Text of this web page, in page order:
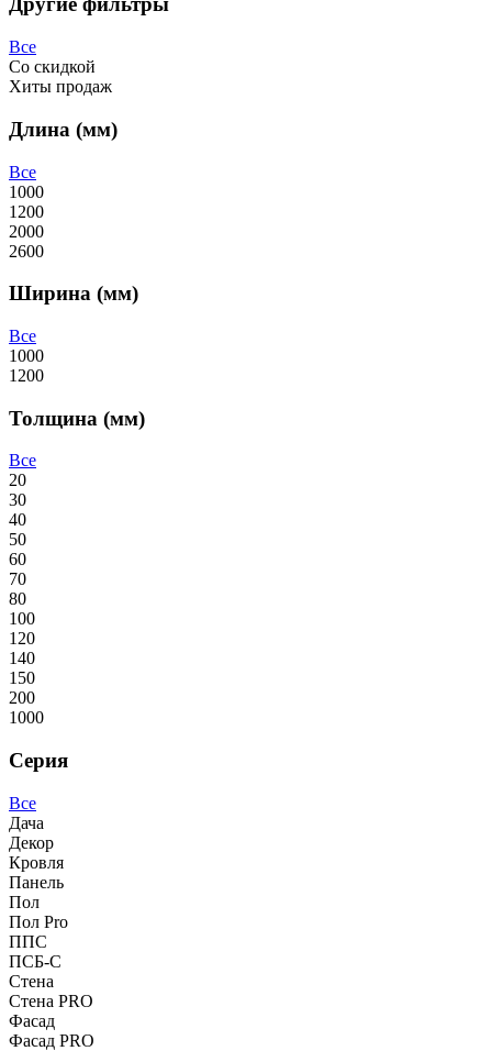
Все
Со скидкой
Хиты продаж
Длина (мм)
Все
1000
1200
2000
2600
Ширина (мм)
Все
1000
1200
Толщина (мм)
Все
20
30
40
50
60
70
80
100
120
140
150
200
1000
Серия
Все
Дача
Декор
Кровля
Панель
Пол
Пол Pro
ППС
ПСБ-С
Стена
Стена PRO
Фасад
Фасад PRO